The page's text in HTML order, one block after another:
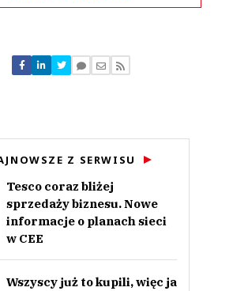
Nie znaleziono komentarzy
swoje komentarze
Z SERWISU
Tesco coraz bliżej
sprzedaży biznesu. Nowe
informacje o planach sieci
w CEE
Wszyscy już to kupili, więc ja